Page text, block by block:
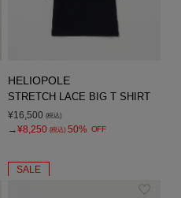
HELIOPOLE
STRETCH LACE BIG T SHIRT
¥16,500 (税込)
→¥8,250 (税込) 50% OFF
SALE